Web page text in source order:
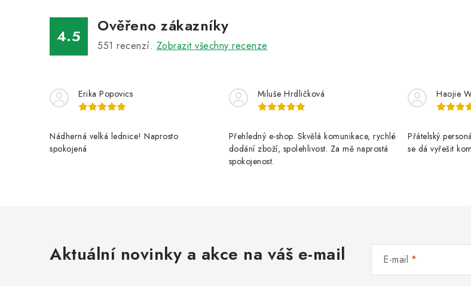
4.5
Ověřeno zákazníky
551 recenzí. Zobrazit všechny recenze
Erika Popovics
Nádherná velká lednice! Naprosto
spokojená
Miluše Hrdličková
Přehledný e-shop. Skvělá komunikace, rychlé
dodání zboží, spolehlivost. Za mě naprostá
spokojenost.
Haojie
Přátelský
se dá vyřešit
Aktuální novinky a akce na váš e-mail E-mail